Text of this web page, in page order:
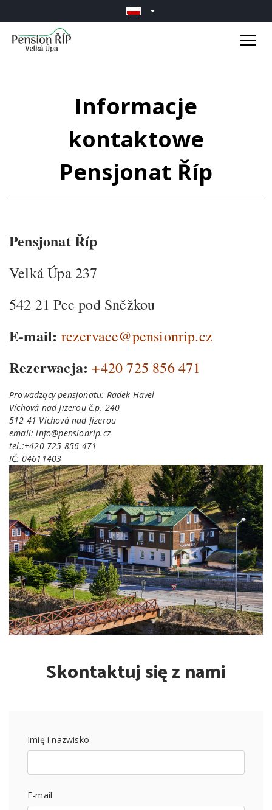
Informacje
kontaktowe
Pensjonat Říp
Pensjonat Říp
Velká Úpa 237
542 21 Pec pod Sněžkou
E-mail: rezervace@pensionrip.cz
Rezerwacja: +420 725 856 471
Prowadzący pensjonatu: Radek Havel
Víchová nad Jizerou č.p. 240
512 41 Víchová nad Jizerou
email: info@pensionrip.cz
tel.:+420 725 856 471
IČ: 04611403
Skontaktuj się z nami
Imię i nazwisko
E-mail